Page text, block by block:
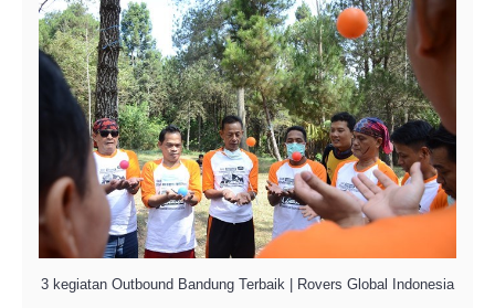
3 kegiatan Outbound Bandung Terbaik | Rovers Global Indonesia